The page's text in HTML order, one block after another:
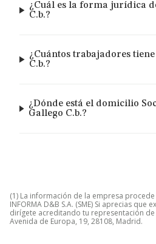
¿Cuál es la forma jurídica
C.b.?
¿Cuántos trabajadores
C.b.?
¿Dónde está el domicilio
Gallego C.b.?
(1) La información de la empresa
INFORMA D&B S.A. (SME) Si aprecias
dirígete acreditando tu representación
Avenida de Europa, 19, 28108, Madrid.